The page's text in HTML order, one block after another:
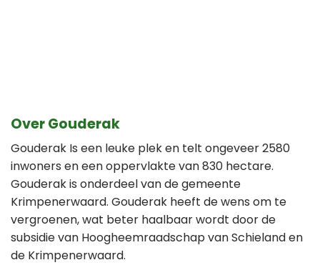
Over Gouderak
Gouderak Is een leuke plek en telt ongeveer 2580
inwoners en een oppervlakte van 830 hectare.
Gouderak is onderdeel van de gemeente
Krimpenerwaard. Gouderak heeft de wens om te
vergroenen, wat beter haalbaar wordt door de
subsidie van Hoogheemraadschap van Schieland en
de Krimpenerwaard.